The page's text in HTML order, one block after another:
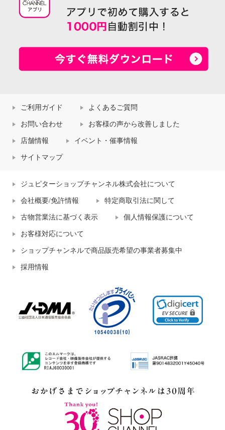
ご利用ガイド よくあるご質問
お問い合わせ お客様の声から改善しました
店舗情報 イベント・催事情報
サイトマップ
ジュピターショップチャンネル株式会社について
会社概要/免許情報 特定商取引法に関して
古物営業法に基づく表示 個人情報保護について
お客様対応について
ショップチャンネルで商品販売希望の事業者募集中
採用情報